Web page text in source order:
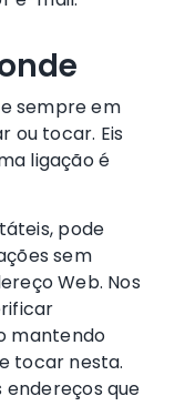
sempre em
ou tocar. Eis
ligação é
pode
sem
Web. Nos
mantendo
tocar nesta.
que